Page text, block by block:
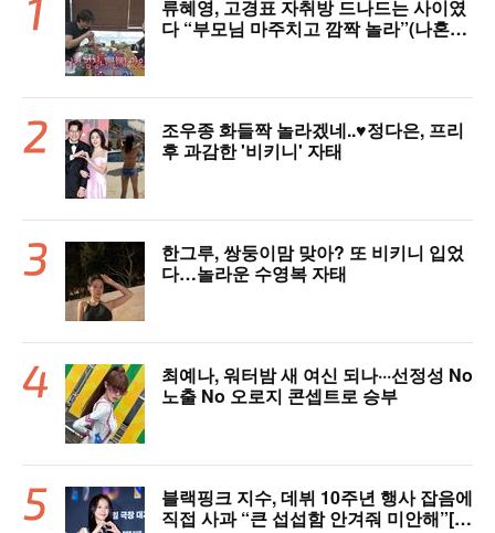
류혜영, 고경표 자취방 드나드는 사이였
다 “부모님 마주치고 깜짝 놀라”(나혼자
조우종 화들짝 놀라겠네..♥정다은, 프리
후 과감한 '비키니' 자태
한그루, 쌍둥이맘 맞아? 또 비키니 입었
다…놀라운 수영복 자태
최예나, 워터밤 새 여신 되나···선정성 No
노출 No 오로지 콘셉트로 승부
블랙핑크 지수, 데뷔 10주년 행사 잡음에
직접 사과 “큰 섭섭함 안겨줘 미안해”[핫